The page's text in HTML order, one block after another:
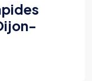
et